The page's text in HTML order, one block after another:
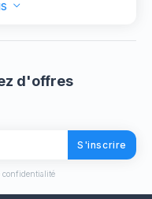
d'offres
S'inscrire
confidentialité